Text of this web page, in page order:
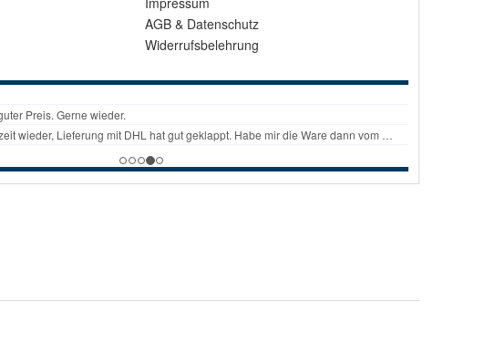
AGB & Datenschutz
Widerrufsbelehrung